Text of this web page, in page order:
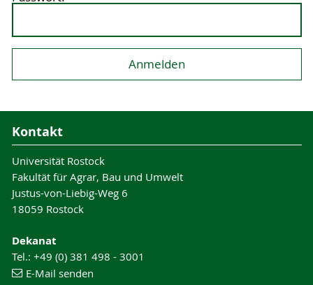
Kontakt
Universität Rostock
Fakultät für Agrar, Bau und Umwelt
Justus-von-Liebig-Weg 6
18059 Rostock
Dekanat
Tel.: +49 (0) 381 498 - 3001
E-Mail senden